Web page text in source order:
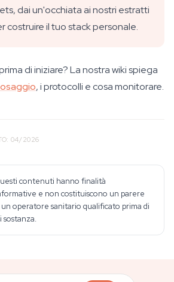
dai un'occhiata ai nostri estratti
costruire il tuo stack personale.
di iniziare? La nostra wiki spiega
, i protocolli e cosa monitorare.
04/2026
contenuti hanno finalità
e non costituiscono un parere
operatore sanitario qualificato prima di
sostanza.